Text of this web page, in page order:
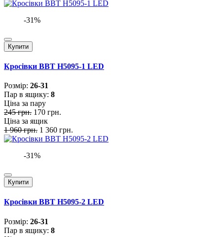
-31%
Купити
Кросівки BBT H5095-1 LED
Розмiр: 26-31
Пар в ящику: 8
Ціна за пару
245 грн. 170 грн.
Ціна за ящик
1 960 грн. 1 360 грн.
-31%
Купити
Кросівки BBT H5095-2 LED
Розмiр: 26-31
Пар в ящику: 8